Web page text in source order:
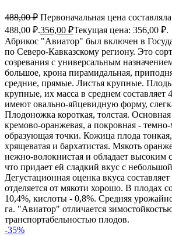
488,00₽ Первоначальная цена составляла
488,00 ₽.356,00 ₽Текущая цена: 356,00 ₽.
Абрикос "Авиатор" был включен в
по Северо-Кавказскому региону. Это
созревания с универсальным
большое, крона пирамидальная,
средние, прямые. Листья крупные.
крупные, их масса в среднем
имеют овально-яйцевидную форму,
Плодоножка короткая, толстая. Основная
кремово-оранжевая, а покровная -
образующая точки. Кожица плода
хрящеватая и бархатистая. Мякоть
нежно-волокнистая и обладает высоким
что придает ей сладкий вкус с
Дегустационная оценка вкуса
отделяется от мякоти хорошо. В плодах
10,4%, кислоты - 0,8%. Средняя
га. "Авиатор" отличается
транспортабельностью плодов.
-35%